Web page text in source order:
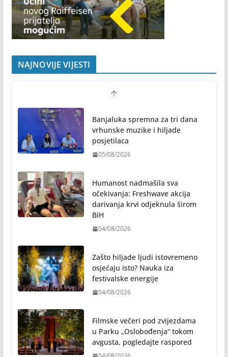
NAJNOVIJE VIJESTI
Banjaluka spremna za tri dana
vrhunske muzike i hiljade
posjetilaca
05/08/2026
Humanost nadmašila sva
očekivanja: Freshwave akcija
darivanja krvi odjeknula širom
BiH
04/08/2026
Zašto hiljade ljudi istovremeno
osjećaju isto? Nauka iza
festivalske energije
04/08/2026
Filmske večeri pod zvijezdama
u Parku „Oslobođenja“ tokom
avgusta, pogledajte raspored